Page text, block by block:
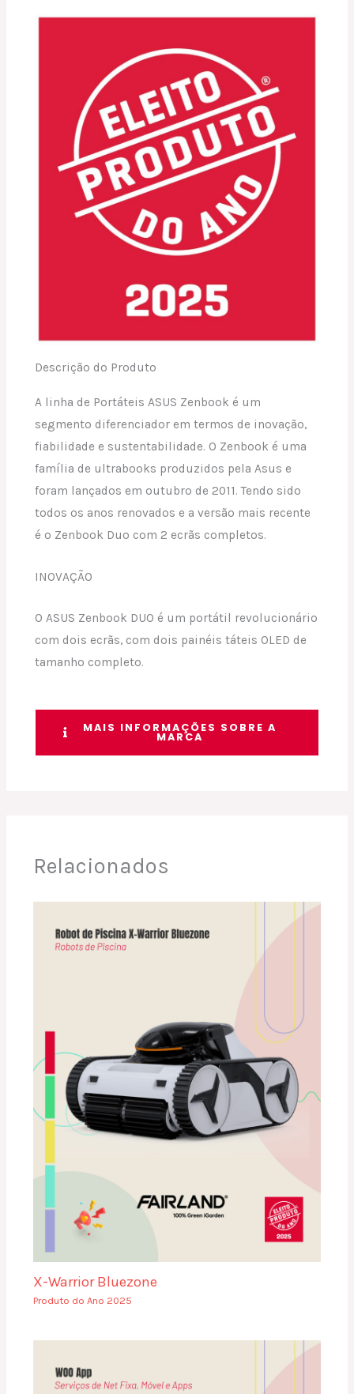
Descrição do Produto
A linha de Portáteis ASUS Zenbook é um
segmento diferenciador em termos de inovação,
fiabilidade e sustentabilidade. O Zenbook é uma
família de ultrabooks produzidos pela Asus e
foram lançados em outubro de 2011. Tendo sido
todos os anos renovados e a versão mais recente
é o Zenbook Duo com 2 ecrãs completos.
INOVAÇÃO
O ASUS Zenbook DUO é um portátil revolucionário
com dois ecrãs, com dois painéis táteis OLED de
tamanho completo.
MAIS INFORMAÇÕES SOBRE A
MARCA
Relacionados
X-Warrior Bluezone
Produto do Ano 2025